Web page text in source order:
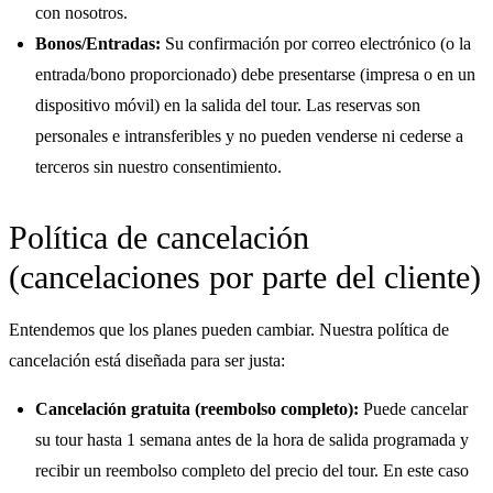
con nosotros.
Bonos/Entradas: Su confirmación por correo electrónico (o la
entrada/bono proporcionado) debe presentarse (impresa o en un
dispositivo móvil) en la salida del tour. Las reservas son
personales e intransferibles y no pueden venderse ni cederse a
terceros sin nuestro consentimiento.
Política de cancelación
(cancelaciones por parte del cliente)
Entendemos que los planes pueden cambiar. Nuestra política de
cancelación está diseñada para ser justa:
Cancelación gratuita (reembolso completo): Puede cancelar
su tour hasta 1 semana antes de la hora de salida programada y
recibir un reembolso completo del precio del tour. En este caso